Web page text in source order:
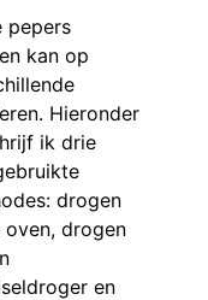
pepers
kan op
Hieronder
ik drie
drogen
oven, drogen
en